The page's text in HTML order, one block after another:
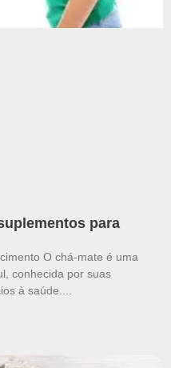
para
O chá-mate é uma
conhecida por suas
à saúde.